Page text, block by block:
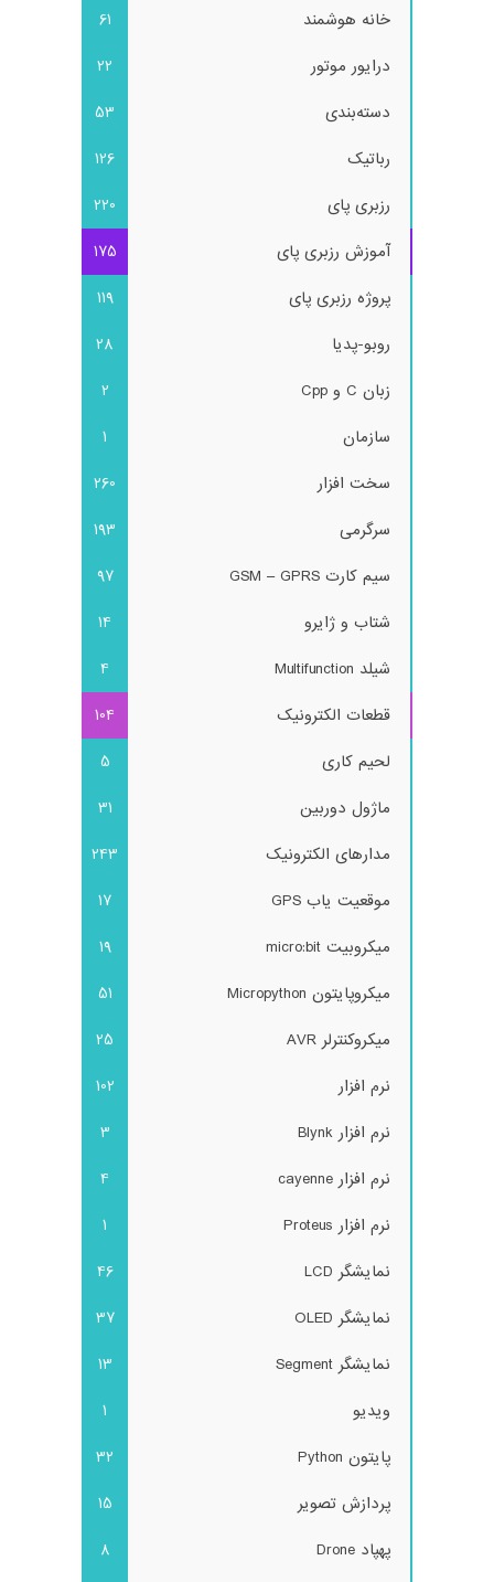
خانه هوشمند
61
درایور موتور
22
دسته‌بندی
53
رباتیک
126
رزبری پای
220
آموزش رزبری پای
175
پروژه رزبری پای
119
روبو-پدیا
28
زبان C و Cpp
2
سازمان
1
سخت افزار
260
سرگرمی
193
سیم کارت GSM – GPRS
97
شتاب و ژایرو
14
شیلد Multifunction
4
قطعات الکترونیک
104
لحیم کاری
5
ماژول دوربین
31
مدارهای الکترونیک
243
موقعیت یاب GPS
17
میکروبیت micro:bit
19
میکروپایتون Micropython
51
میکروکنترلر AVR
25
نرم افزار
102
نرم افزار Blynk
3
نرم افزار cayenne
4
نرم افزار Proteus
1
نمایشگر LCD
46
نمایشگر OLED
37
نمایشگر Segment
13
ویدیو
1
پایتون Python
32
پردازش تصویر
15
پهپاد Drone
8